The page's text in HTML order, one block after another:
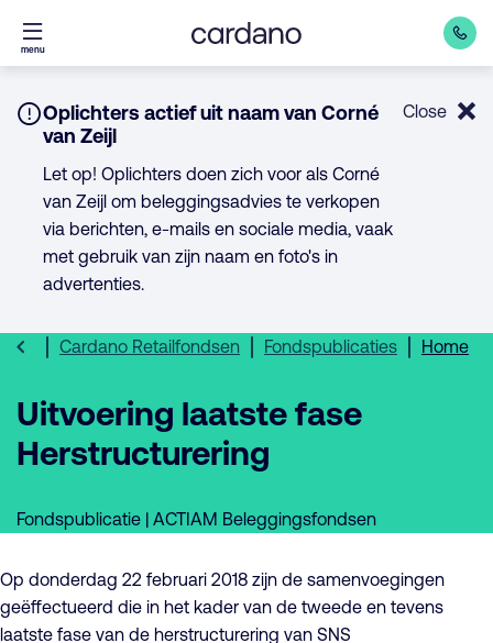
Direct
naar
menu
Notice:
Oplichters actief uit naam van Corné
van Zeijl
Let op! Oplichters doen zich voor als Corné
van Zeijl om beleggingsadvies te verkopen
via berichten, e-mails en sociale media, vaak
met gebruik van zijn naam en foto's in
advertenties.
Close
Home
Fondspublicaties
Cardano Retailfondsen
Uitvoering laatste fase
Herstructurering
Fondspublicatie | ACTIAM Beleggingsfondsen
Op donderdag 22 februari 2018 zijn de samenvoegingen
geëffectueerd die in het kader van de tweede en tevens
laatste fase van de herstructurering van SNS